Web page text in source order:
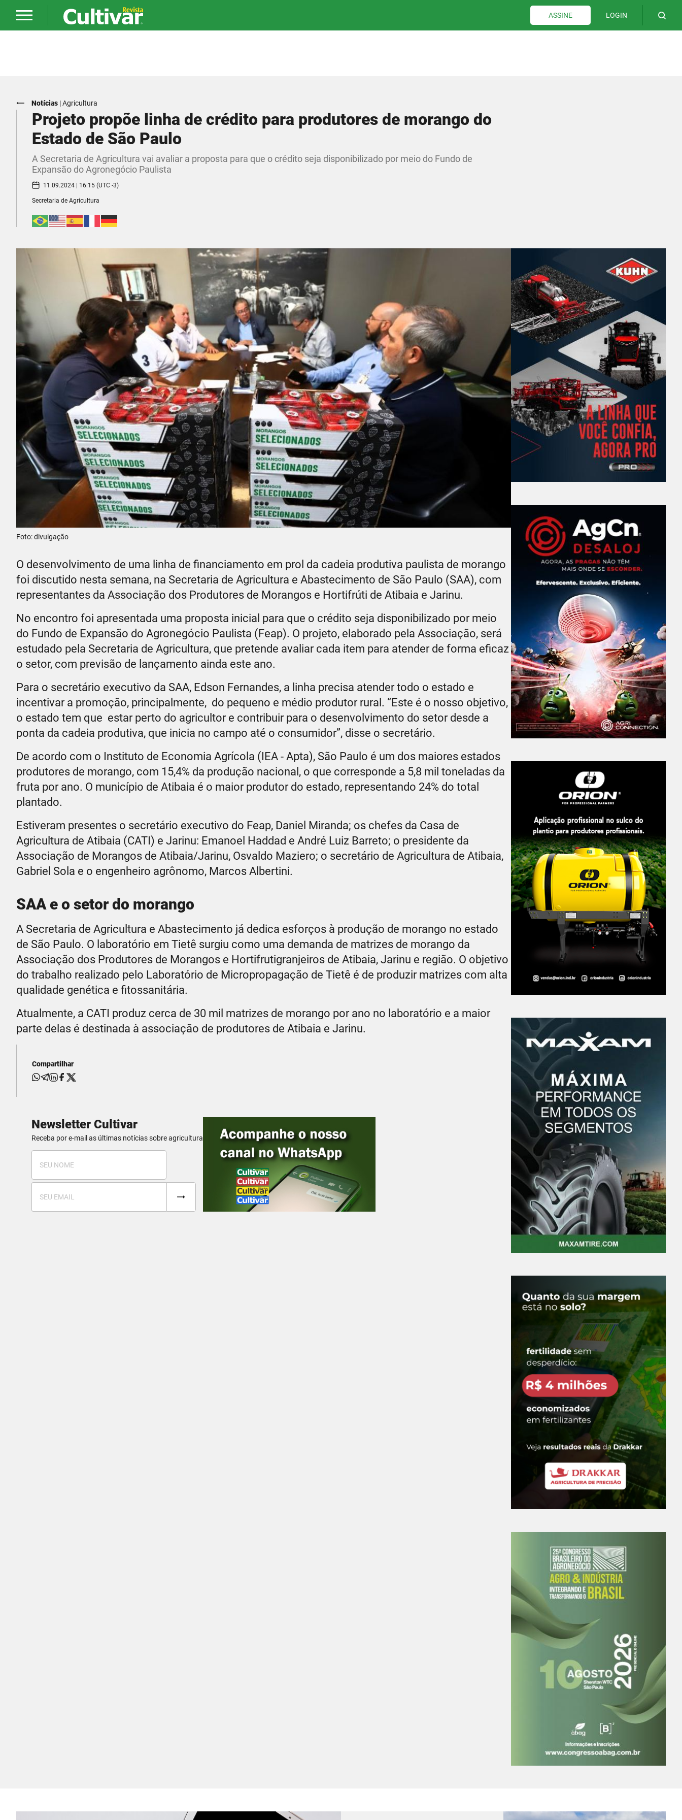
ASSINE LOGIN
Notícias |Agricultura
Projeto propõe linha de crédito para produtores de morango do
Estado de São Paulo
A Secretaria de Agricultura vai avaliar a proposta para que o crédito seja disponibilizado por meio do Fundo de
Expansão do Agronegócio Paulista
11.09.2024 | 16:15 (UTC -3)
Secretaria de Agricultura
Foto: divulgação
O desenvolvimento de uma linha de financiamento em prol da cadeia produtiva paulista de morango
foi discutido nesta semana, na Secretaria de Agricultura e Abastecimento de São Paulo (SAA), com
representantes da Associação dos Produtores de Morangos e Hortifrúti de Atibaia e Jarinu.
No encontro foi apresentada uma proposta inicial para que o crédito seja disponibilizado por meio
do Fundo de Expansão do Agronegócio Paulista (Feap). O projeto, elaborado pela Associação, será
estudado pela Secretaria de Agricultura, que pretende avaliar cada item para atender de forma eficaz
o setor, com previsão de lançamento ainda este ano.
Para o secretário executivo da SAA, Edson Fernandes, a linha precisa atender todo o estado e
incentivar a promoção, principalmente, do pequeno e médio produtor rural. “Este é o nosso objetivo,
o estado tem que estar perto do agricultor e contribuir para o desenvolvimento do setor desde a
ponta da cadeia produtiva, que inicia no campo até o consumidor”, disse o secretário.
De acordo com o Instituto de Economia Agrícola (IEA - Apta), São Paulo é um dos maiores estados
produtores de morango, com 15,4% da produção nacional, o que corresponde a 5,8 mil toneladas da
fruta por ano. O município de Atibaia é o maior produtor do estado, representando 24% do total
plantado.
Estiveram presentes o secretário executivo do Feap, Daniel Miranda; os chefes da Casa de
Agricultura de Atibaia (CATI) e Jarinu: Emanoel Haddad e André Luiz Barreto; o presidente da
Associação de Morangos de Atibaia/Jarinu, Osvaldo Maziero; o secretário de Agricultura de Atibaia,
Gabriel Sola e o engenheiro agrônomo, Marcos Albertini.
SAA e o setor do morango
A Secretaria de Agricultura e Abastecimento já dedica esforços à produção de morango no estado
de São Paulo. O laboratório em Tietê surgiu como uma demanda de matrizes de morango da
Associação dos Produtores de Morangos e Hortifrutigranjeiros de Atibaia, Jarinu e região. O objetivo
do trabalho realizado pelo Laboratório de Micropropagação de Tietê é de produzir matrizes com alta
qualidade genética e fitossanitária.
Atualmente, a CATI produz cerca de 30 mil matrizes de morango por ano no laboratório e a maior
parte delas é destinada à associação de produtores de Atibaia e Jarinu.
Compartilhar
Newsletter Cultivar
Receba por e-mail as últimas notícias sobre agricultura